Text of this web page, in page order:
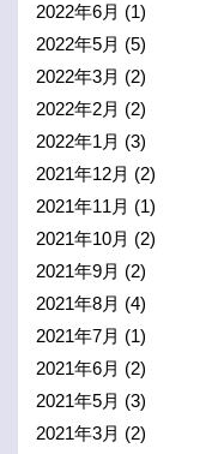
2022年6月 (1)
2022年5月 (5)
2022年3月 (2)
2022年2月 (2)
2022年1月 (3)
2021年12月 (2)
2021年11月 (1)
2021年10月 (2)
2021年9月 (2)
2021年8月 (4)
2021年7月 (1)
2021年6月 (2)
2021年5月 (3)
2021年3月 (2)